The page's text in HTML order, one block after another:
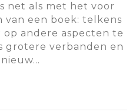
net als met het voor
van een boek: telkens
andere aspecten te
grotere verbanden en